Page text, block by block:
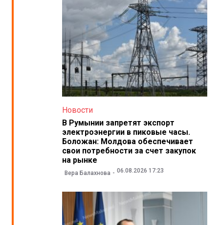
Новости
В Румынии запретят экспорт
электроэнергии в пиковые часы.
Боложан: Молдова обеспечивает
свои потребности за счет закупок
на рынке
Вера Балахнова 06.08.2026 17:23